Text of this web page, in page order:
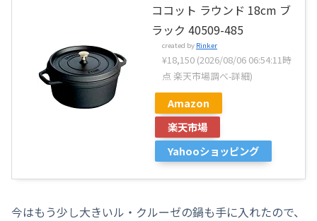
ココット ラウンド 18cm ブ
ラック 40509-485
created by Rinker
¥18,150 (2026/08/06 06:54:11時
点 楽天市場調べ-詳細)
Amazon
楽天市場
Yahooショッピング
今はもう少し大きいル・クルーゼの鍋も手に入れたので、